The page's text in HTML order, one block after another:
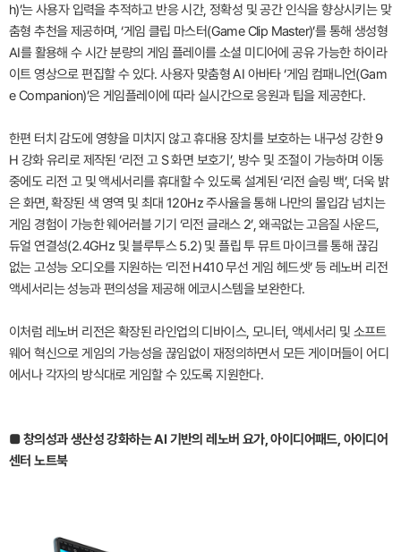
h)’는 사용자 입력을 추적하고 반응 시간, 정확성 및 공간 인식을 향상시키는 맞
춤형 추천을 제공하며, ‘게임 클립 마스터(Game Clip Master)’를 통해 생성형
AI를 활용해 수 시간 분량의 게임 플레이를 소셜 미디어에 공유 가능한 하이라
이트 영상으로 편집할 수 있다. 사용자 맞춤형 AI 아바타 ‘게임 컴패니언(Gam
e Companion)’은 게임플레이에 따라 실시간으로 응원과 팁을 제공한다.
한편 터치 감도에 영향을 미치지 않고 휴대용 장치를 보호하는 내구성 강한 9
H 강화 유리로 제작된 ‘리전 고 S 화면 보호기’, 방수 및 조절이 가능하며 이동
중에도 리전 고 및 액세서리를 휴대할 수 있도록 설계된 ‘리전 슬링 백’, 더욱 밝
은 화면, 확장된 색 영역 및 최대 120Hz 주사율을 통해 나만의 몰입감 넘치는
게임 경험이 가능한 웨어러블 기기 ‘리전 글래스 2’, 왜곡없는 고음질 사운드,
듀얼 연결성(2.4GHz 및 블루투스 5.2) 및 플립 투 뮤트 마이크를 통해 끊김
없는 고성능 오디오를 지원하는 ‘리전 H410 무선 게임 헤드셋’ 등 레노버 리전
액세서리는 성능과 편의성을 제공해 에코시스템을 보완한다.
이처럼 레노버 리전은 확장된 라인업의 디바이스, 모니터, 액세서리 및 소프트
웨어 혁신으로 게임의 가능성을 끊임없이 재정의하면서 모든 게이머들이 어디
에서나 각자의 방식대로 게임할 수 있도록 지원한다.
■ 창의성과 생산성 강화하는 AI 기반의 레노버 요가, 아이디어패드, 아이디어
센터 노트북